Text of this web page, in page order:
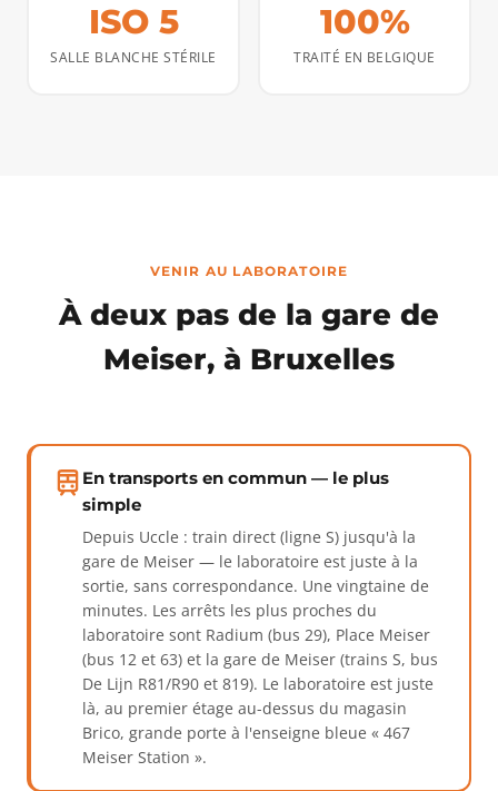
ISO 5
SALLE BLANCHE STÉRILE
100%
TRAITÉ EN BELGIQUE
VENIR AU LABORATOIRE
À deux pas de la gare de
Meiser, à Bruxelles
En transports en commun — le plus
simple
Depuis Uccle : train direct (ligne S) jusqu'à la
gare de Meiser — le laboratoire est juste à la
sortie, sans correspondance. Une vingtaine de
minutes. Les arrêts les plus proches du
laboratoire sont Radium (bus 29), Place Meiser
(bus 12 et 63) et la gare de Meiser (trains S, bus
De Lijn R81/R90 et 819). Le laboratoire est juste
là, au premier étage au-dessus du magasin
Brico, grande porte à l'enseigne bleue « 467
Meiser Station ».